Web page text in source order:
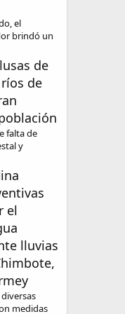
el
brindó un
de
de
falta de
y
el
lluvias
medidas